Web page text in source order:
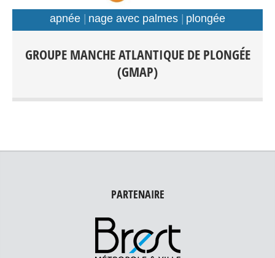
public: Débutants-Loisir-Compétition Entraînements:
Piscines: Foch, Kerhallet, Recouvrance, Rade de Brest et
apnée nage avec palmes plongée
GROUPE MANCHE ATLANTIQUE DE PLONGÉE
(GMAP)
PARTENAIRE